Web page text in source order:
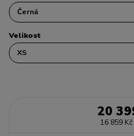
Velikost
20
16 859 Kč